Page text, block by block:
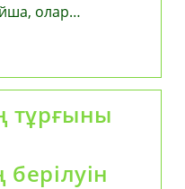
олар…
тұрғыны